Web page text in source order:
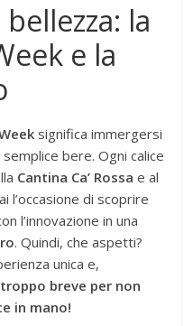
la
e la
significa immergersi
bere. Ogni calice
Cantina Ca’ Rossa e al
l’occasione di scoprire
l’innovazione in una
. Quindi, che aspetti?
unica e,
breve per non
in mano!